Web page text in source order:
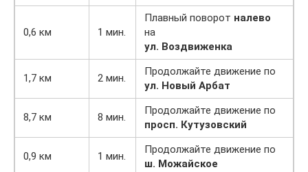
0,6 км 1 мин.
Плавный поворот налево
на
ул. Воздвиженка
1,7 км 2 мин.
Продолжайте движение по
ул. Новый Арбат
8,7 км 8 мин.
Продолжайте движение по
просп. Кутузовский
0,9 км 1 мин.
Продолжайте движение по
ш. Можайское